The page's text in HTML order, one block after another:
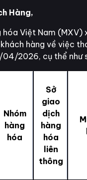
Hàng,
hóa Việt Nam (MXV)
hàng về việc
2026, cụ thể như
Nhóm
hàng
hóa
Sở
giao
dịch
hàng
hóa
liên
thông